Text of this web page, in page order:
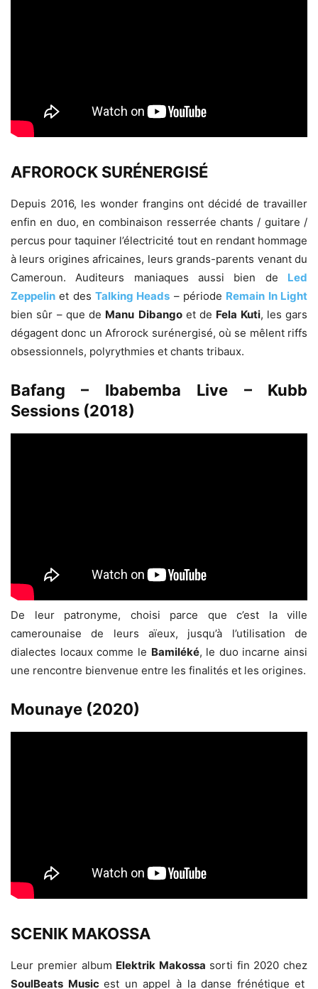
AFROROCK SURÉNERGISÉ
Depuis 2016, les wonder frangins ont décidé de travailler
enfin en duo, en combinaison resserrée chants / guitare /
percus pour taquiner l’électricité tout en rendant hommage
à leurs origines africaines, leurs grands-parents venant du
Cameroun. Auditeurs maniaques aussi bien de Led
Zeppelin et des Talking Heads – période Remain In Light
bien sûr – que de Manu Dibangoet de Fela Kuti, les gars
dégagent donc un Afrorock surénergisé, où se mêlent riffs
obsessionnels, polyrythmies et chants tribaux.
Bafang – Ibabemba Live – Kubb
Sessions (2018)
De leur patronyme, choisi parce que c’est la ville
camerounaise de leurs aïeux, jusqu’à l’utilisation de
dialectes locaux comme le Bamiléké, le duo incarne ainsi
une rencontre bienvenue entre les finalités et les origines.
Mounaye (2020)
SCENIK MAKOSSA
Leur premier album Elektrik Makossa sorti fin 2020 chez
SoulBeats Musicest un appel à la danse frénétique et